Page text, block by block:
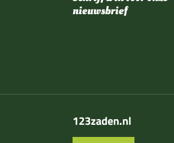
nieuwsbrief
123zaden.nl